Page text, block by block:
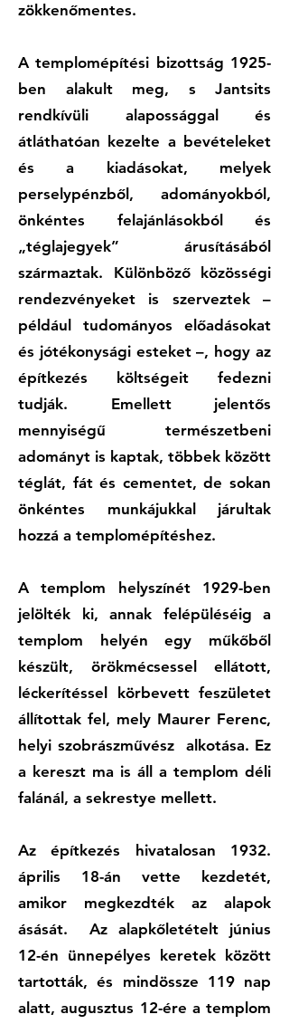
zökkenőmentes.
A templomépítési bizottság 1925-
ben alakult meg, s Jantsits
rendkívüli alapossággal és
átláthatóan kezelte a bevételeket
és a kiadásokat, melyek
perselypénzből, adományokból,
önkéntes felajánlásokból és
„téglajegyek” árusításából
származtak. Különböző közösségi
rendezvényeket is szerveztek –
például tudományos előadásokat
és jótékonysági esteket –, hogy az
építkezés költségeit fedezni
tudják. Emellett jelentős
mennyiségű természetbeni
adományt is kaptak, többek között
téglát, fát és cementet, de sokan
önkéntes munkájukkal járultak
hozzá a templomépítéshez.
A templom helyszínét 1929-ben
jelölték ki, annak felépüléséig a
templom helyén egy műkőből
készült, örökmécsessel ellátott,
léckerítéssel körbevett feszületet
állítottak fel, mely Maurer Ferenc,
helyi szobrászművész alkotása. Ez
a kereszt ma is áll a templom déli
falánál, a sekrestye mellett.
Az építkezés hivatalosan 1932.
április 18-án vette kezdetét,
amikor megkezdték az alapok
ásását. Az alapkőletételt június
12-én ünnepélyes keretek között
tartották, és mindössze 119 nap
alatt, augusztus 12-ére a templom